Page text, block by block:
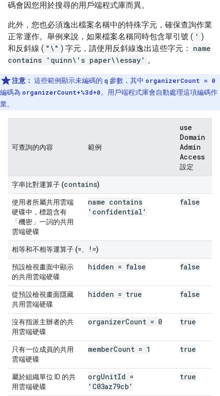
碼會因您用於搜尋的用戶端程式庫而異。
此外，您也必須逸出檔案名稱中的特殊字元，確保查詢作業
正常運作。舉例來說，如果檔案名稱同時包含單引號 ( ' )
和反斜線 ( "\" ) 字元，請使用反斜線逸出這些字元：
name
contains 'quinn\'s paper\\essay' 。
注意： 這些範例顯示未編碼的 q 參數，其中 organizerCount = 0
編碼為 organizerCount+%3d+0。用戶端程式庫會自動處理這項編碼作
業。
可查詢的內容 範例
use
Domain
Admin
Access
設定
字串比對運算子 (contains)
使用者所屬共用雲端
硬碟中，標題含有
「機密」一詞的共用
雲端硬碟
name contains
'confidential'
false
相等和不相等運算子 (= !=)
預設檢視畫面中顯示
的共用雲端硬碟
hidden = false false
從預設檢視畫面隱藏
共用雲端硬碟
hidden = true false
沒有指派主辦者的共
用雲端硬碟
organizerCount = 0 true
只有一位成員的共用
雲端硬碟
memberCount = 1 true
屬於組織單位 ID 的共
用雲端硬碟
orgUnitId =
'C03az79cb'
true